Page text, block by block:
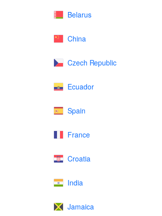
Belarus
China
Czech Republic
Ecuador
Spain
France
Croatia
India
Jamaica